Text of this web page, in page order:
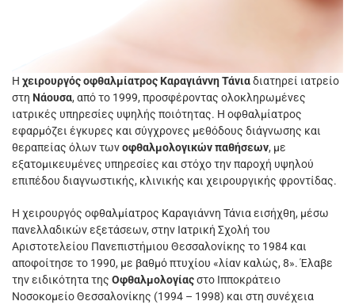
Η χειρουργός οφθαλμίατρος Καραγιάννη Τάνιαδιατηρεί ιατρείο
στη Νάουσα, από το 1999, προσφέροντας ολοκληρωμένες
ιατρικές υπηρεσίες υψηλής ποιότητας. Η οφθαλμίατρος
εφαρμόζει έγκυρες και σύγχρονες μεθόδους διάγνωσης και
θεραπείας όλων τωνοφθαλμολογικών παθήσεων, με
εξατομικευμένες υπηρεσίες και στόχο την παροχή υψηλού
επιπέδου διαγνωστικής, κλινικής και χειρουργικής φροντίδας.
Η χειρουργός οφθαλμίατρος Καραγιάννη Τάνια εισήχθη, μέσω
πανελλαδικών εξετάσεων, στην Ιατρική Σχολή του
Αριστοτελείου Πανεπιστήμιου Θεσσαλονίκης το 1984 και
αποφοίτησε το 1990, με βαθμό πτυχίου «λίαν καλώς, 8». Έλαβε
την ειδικότητα της Οφθαλμολογίαςστο Ιπποκράτειο
Νοσοκομείο Θεσσαλονίκης (1994 – 1998) και στη συνέχεια